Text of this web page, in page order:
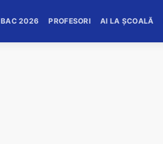
BAC 2026 PROFESORI AI LA ȘCOALĂ